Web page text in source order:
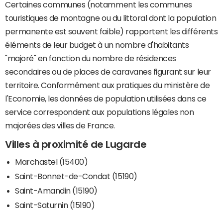
Certaines communes (notamment les communes
touristiques de montagne ou du littoral dont la population
permanente est souvent faible) rapportent les différents
éléments de leur budget à un nombre d'habitants
"majoré" en fonction du nombre de résidences
secondaires ou de places de caravanes figurant sur leur
territoire. Conformément aux pratiques du ministère de
l'Economie, les données de population utilisées dans ce
service correspondent aux populations légales non
majorées des villes de France.
Villes à proximité de Lugarde
Marchastel (15400)
Saint-Bonnet-de-Condat (15190)
Saint-Amandin (15190)
Saint-Saturnin (15190)